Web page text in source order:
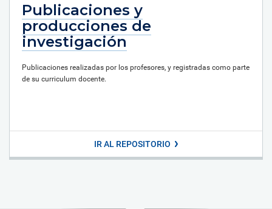
Publicaciones y
producciones de
investigación
Publicaciones realizadas por los profesores, y registradas como parte
de su curriculum docente.
IR AL REPOSITORIO